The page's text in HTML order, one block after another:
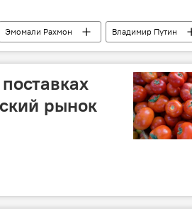
Эмомали Рахмон
Владимир Путин
рынок